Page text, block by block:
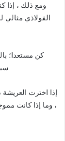
ومع ذلك ، إذا
الفولاذي مثالي
كن مستعدا؛
إذا اخترت
، وما إذا كانت